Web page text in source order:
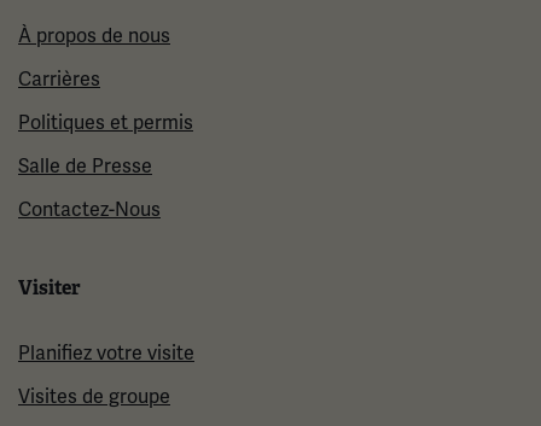
À propos de nous
Carrières
Politiques et permis
Salle de Presse
Contactez-Nous
Visiter
Planifiez votre visite
Visites de groupe